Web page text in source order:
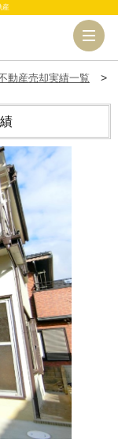
産
動産売却実績一覧